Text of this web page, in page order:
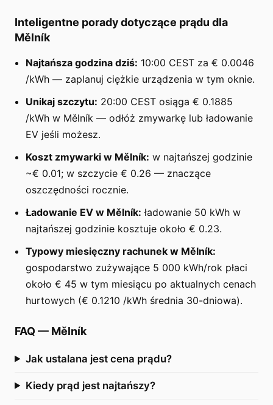
Inteligentne porady dotyczące prądu dla
Mělník
Najtańsza godzina dziś: 10:00 CEST za € 0.0046
/kWh — zaplanuj ciężkie urządzenia w tym oknie.
Unikaj szczytu: 20:00 CEST osiąga € 0.1885
/kWh w Mělník — odłóż zmywarkę lub ładowanie
EV jeśli możesz.
Koszt zmywarki w Mělník: w najtańszej godzinie
~€ 0.01; w szczycie € 0.26 — znaczące
oszczędności rocznie.
Ładowanie EV w Mělník: ładowanie 50 kWh w
najtańszej godzinie kosztuje około € 0.23.
Typowy miesięczny rachunek w Mělník:
gospodarstwo zużywające 5 000 kWh/rok płaci
około € 45 w tym miesiącu po aktualnych cenach
hurtowych (€ 0.1210 /kWh średnia 30-dniowa).
FAQ — Mělník
Jak ustalana jest cena prądu?
Kiedy prąd jest najtańszy?